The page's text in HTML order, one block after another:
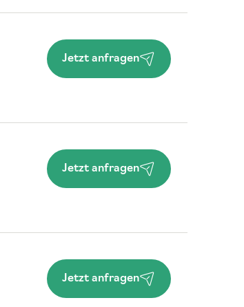
Jetzt anfragen
Jetzt anfragen
Jetzt anfragen